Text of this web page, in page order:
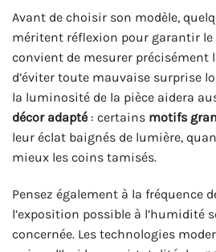
Avant de choisir son modèle,
méritent réflexion pour garantir le
convient de mesurer précisément
d’éviter toute mauvaise surprise
la luminosité de la pièce aidera
décor adapté : certains motifs
leur éclat baignés de lumière,
mieux les coins tamisés.
Pensez également à la fréquence
l’exposition possible à l’humidité
concernée. Les technologies